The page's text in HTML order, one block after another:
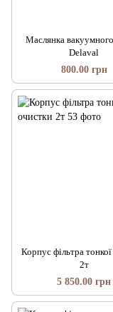
Маслянка
Delaval
800.00 грн
Корпус фільтра
2т
5 850.00 грн